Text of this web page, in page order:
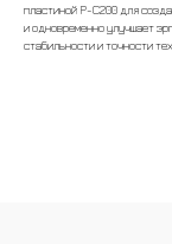
пластиной P-C200 для
и одновременно улучшает
стабильности и точности
ВСЕ